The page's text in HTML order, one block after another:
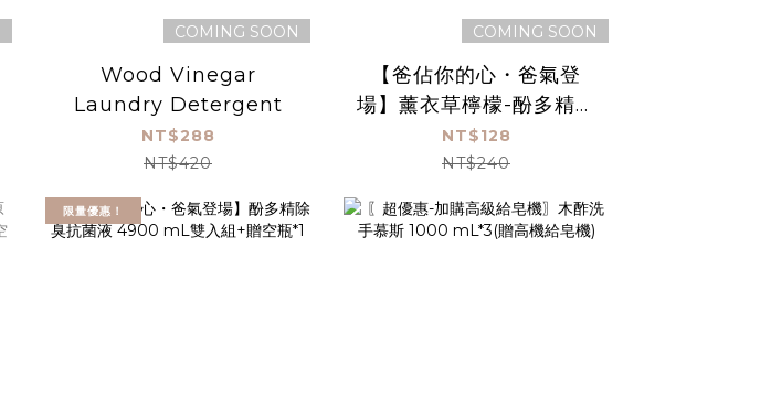
COMING SOON
Wood Vinegar
Laundry Detergent
NT$288
NT$420
COMING SOON
【爸佔你的心・爸氣登
場】薰衣草檸檬-酚多精除
臭抗菌液 1000 mL(贈空
瓶)
NT$128
NT$240
限量優惠！